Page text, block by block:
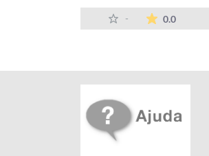
- 0.0La